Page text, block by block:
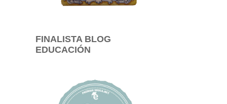
FINALISTA BLOG
EDUCACIÓN